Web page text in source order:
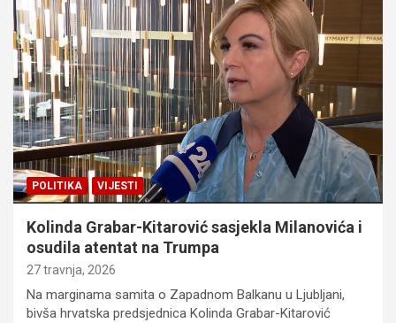
POLITIKA VIJESTI
Kolinda Grabar-Kitarović sasjekla Milanovića i
osudila atentat na Trumpa
27 travnja, 2026
Na marginama samita o Zapadnom Balkanu u Ljubljani,
bivša hrvatska predsjednica Kolinda Grabar-Kitarović